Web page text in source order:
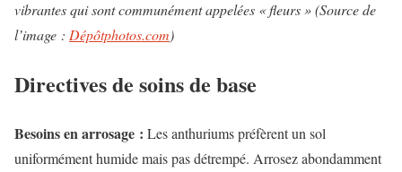
vibrantes qui sont communément appelées « fleurs » (Source de
l’image : Dépôtphotos.com)
Directives de soins de base
Besoins en arrosage : Les anthuriums préfèrent un sol
uniformément humide mais pas détrempé. Arrosez abondamment